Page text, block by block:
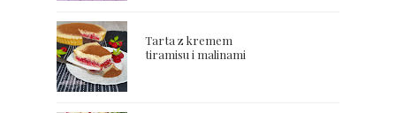
Tarta z kremem
tiramisu i malinami